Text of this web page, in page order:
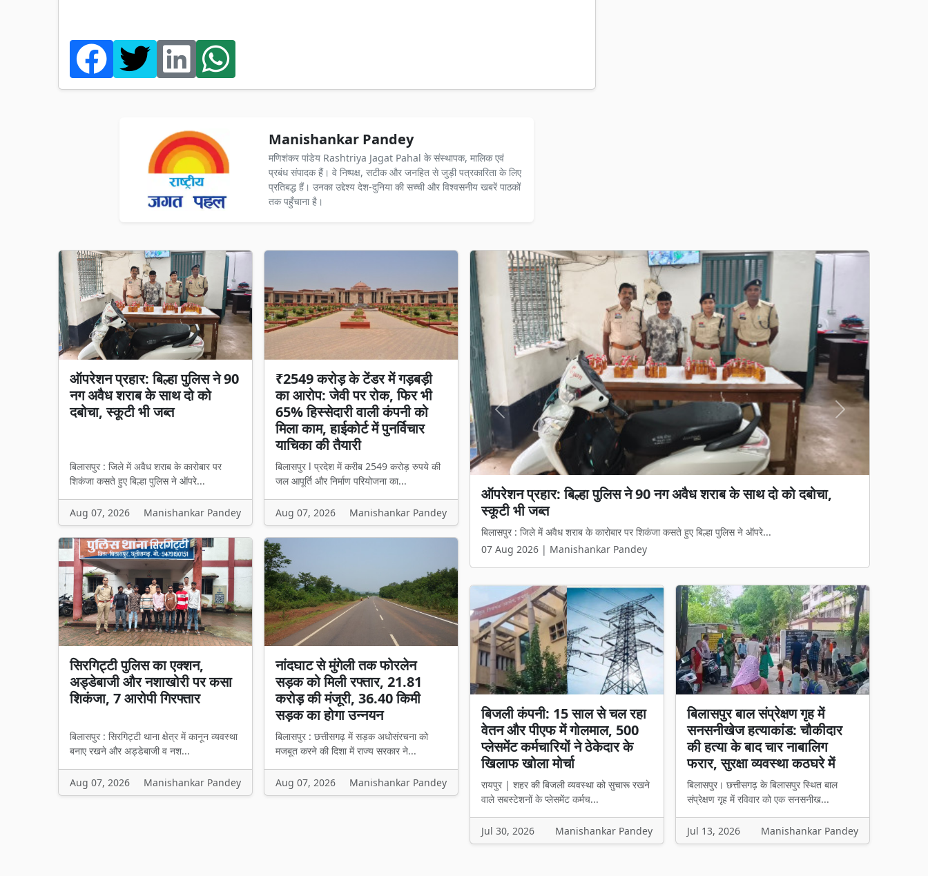
Manishankar Pandey
मणिशंकर पांडेय Rashtriya Jagat Pahal के संस्थापक, मालिक एवं
प्रबंध संपादक हैं। वे निष्पक्ष, सटीक और जनहित से जुड़ी पत्रकारिता के लिए
प्रतिबद्ध हैं। उनका उद्देश्य देश-दुनिया की सच्ची और विश्वसनीय खबरें पाठकों
तक पहुँचाना है।
ऑपरेशन प्रहार: बिल्हा पुलिस ने 90
नग अवैध शराब के साथ दो को
दबोचा, स्कूटी भी जब्त
बिलासपुर : जिले में अवैध शराब के कारोबार पर
शिकंजा कसते हुए बिल्हा पुलिस ने ऑपरे...
Aug 07, 2026 Manishankar Pandey
₹2549 करोड़ के टेंडर में गड़बड़ी
का आरोप: जेवी पर रोक, फिर भी
65% हिस्सेदारी वाली कंपनी को
मिला काम, हाईकोर्ट में पुनर्विचार
याचिका की तैयारी
बिलासपुर l प्रदेश में करीब 2549 करोड़ रुपये की
जल आपूर्ति और निर्माण परियोजना का...
Aug 07, 2026 Manishankar Pandey
सिरगिट्टी पुलिस का एक्शन,
अड्डेबाजी और नशाखोरी पर कसा
शिकंजा, 7 आरोपी गिरफ्तार
बिलासपुर : सिरगिट्टी थाना क्षेत्र में कानून व्यवस्था
बनाए रखने और अड्डेबाजी व नश...
Aug 07, 2026 Manishankar Pandey
नांदघाट से मुंगेली तक फोरलेन
सड़क को मिली रफ्तार, 21.81
करोड़ की मंजूरी, 36.40 किमी
सड़क का होगा उन्नयन
बिलासपुर : छत्तीसगढ़ में सड़क अधोसंरचना को
मजबूत करने की दिशा में राज्य सरकार ने...
Aug 07, 2026 Manishankar Pandey
ऑपरेशन प्रहार: बिल्हा पुलिस ने 90 नग अवैध शराब के साथ दो को दबोचा,
स्कूटी भी जब्त
बिलासपुर : जिले में अवैध शराब के कारोबार पर शिकंजा कसते हुए बिल्हा पुलिस ने ऑपरे...
07 Aug 2026 | Manishankar Pandey
₹2549 करोड़ के टेंडर में गड़बड़ी का आरोप: जेवी पर रोक, फिर भी 65%
हिस्सेदारी वाली कंपनी को मिला काम, हाईकोर्ट में पुनर्विचार याचिका की तैयारी
बिलासपुर l प्रदेश में करीब 2549 करोड़ रुपये की जल आपूर्ति और निर्माण परियोजना का...
07 Aug 2026 | Manishankar Pandey
Previous Next
बिजली कंपनी: 15 साल से चल रहा
वेतन और पीएफ में गोलमाल, 500
प्लेसमेंट कर्मचारियों ने ठेकेदार के
खिलाफ खोला मोर्चा
रायपुर | शहर की बिजली व्यवस्था को सुचारू रखने
वाले सबस्टेशनों के प्लेसमेंट कर्मच...
Jul 30, 2026 Manishankar Pandey
बिलासपुर बाल संप्रेक्षण गृह में
सनसनीखेज हत्याकांड: चौकीदार
की हत्या के बाद चार नाबालिग
फरार, सुरक्षा व्यवस्था कठघरे में
बिलासपुर। छत्तीसगढ़ के बिलासपुर स्थित बाल
संप्रेक्षण गृह में रविवार को एक सनसनीख...
Jul 13, 2026 Manishankar Pandey